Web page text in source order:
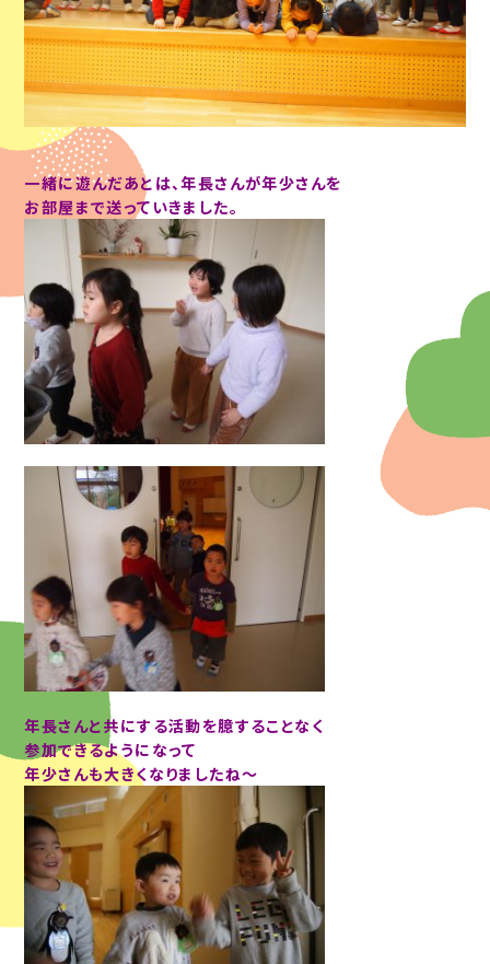
一緒に遊んだあとは、年長さんが年少さんを
お部屋まで送っていきました。
年長さんと共にする活動を臆することなく
参加できるようになって
年少さんも大きくなりましたね～